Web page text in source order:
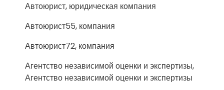
Автоюрист, юридическая компания
Автоюрист55, компания
Автоюрист72, компания
Агентство независимой оценки и экспертизы,
Агентство независимой оценки и экспертизы